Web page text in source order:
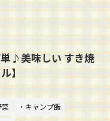
単♪美味しい すき焼
】
・キャンプ飯